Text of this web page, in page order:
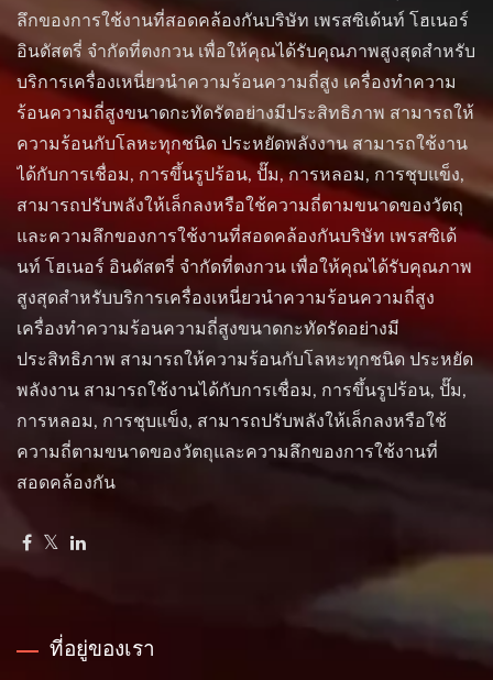
ลึกของการใช้งานที่สอดคล้องกันบริษัท เพรสซิเด้นท์ โฮเนอร์
อินดัสตรี่ จำกัดที่ตงกวน เพื่อให้คุณได้รับคุณภาพสูงสุดสำหรับ
บริการเครื่องเหนี่ยวนำความร้อนความถี่สูง เครื่องทำความ
ร้อนความถี่สูงขนาดกะทัดรัดอย่างมีประสิทธิภาพ สามารถให้
ความร้อนกับโลหะทุกชนิด ประหยัดพลังงาน สามารถใช้งาน
ได้กับการเชื่อม, การขึ้นรูปร้อน, ปั๊ม, การหลอม, การชุบแข็ง,
สามารถปรับพลังให้เล็กลงหรือใช้ความถี่ตามขนาดของวัตถุ
และความลึกของการใช้งานที่สอดคล้องกันบริษัท เพรสซิเด้
นท์ โฮเนอร์ อินดัสตรี่ จำกัดที่ตงกวน เพื่อให้คุณได้รับคุณภาพ
สูงสุดสำหรับบริการเครื่องเหนี่ยวนำความร้อนความถี่สูง
เครื่องทำความร้อนความถี่สูงขนาดกะทัดรัดอย่างมี
ประสิทธิภาพ สามารถให้ความร้อนกับโลหะทุกชนิด ประหยัด
พลังงาน สามารถใช้งานได้กับการเชื่อม, การขึ้นรูปร้อน, ปั๊ม,
การหลอม, การชุบแข็ง, สามารถปรับพลังให้เล็กลงหรือใช้
ความถี่ตามขนาดของวัตถุและความลึกของการใช้งานที่
สอดคล้องกัน
ที่อยู่ของเรา